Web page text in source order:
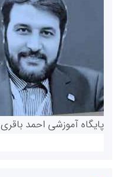
پایگاه آموزشی احمد باقری